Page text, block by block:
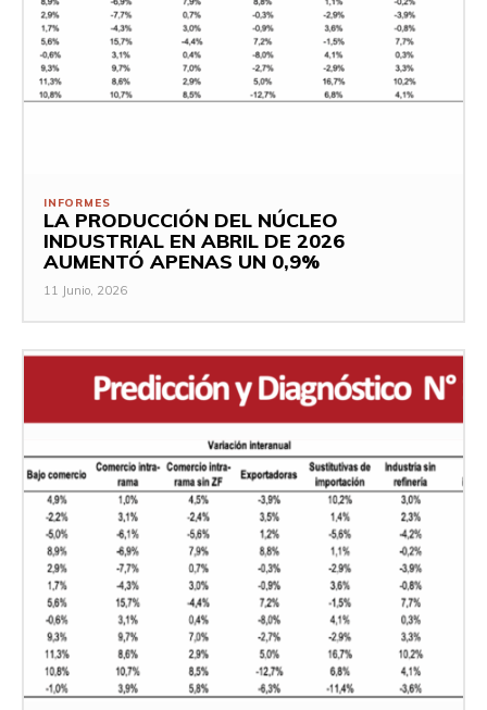
INFORMES
LA PRODUCCIÓN DEL NÚCLEO
INDUSTRIAL EN ABRIL DE 2026
AUMENTÓ APENAS UN 0,9%
11 Junio, 2026